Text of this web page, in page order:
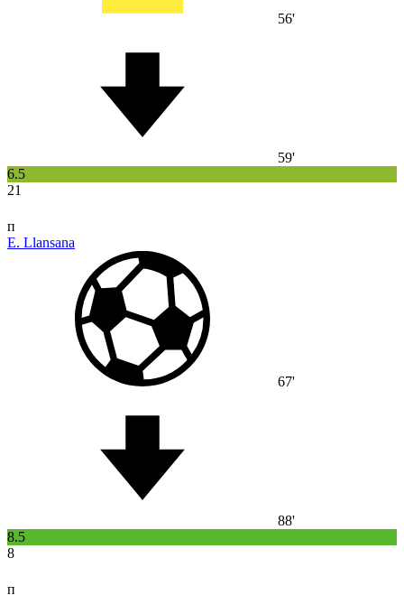
56'
59'
6.5
21
п
E. Llansana
67'
88'
8.5
8
п